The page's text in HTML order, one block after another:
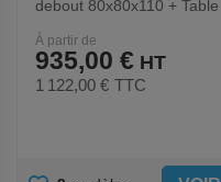
debout 80x80x110 + Table
À partir de
935,00 €
1 122,00 € TTC